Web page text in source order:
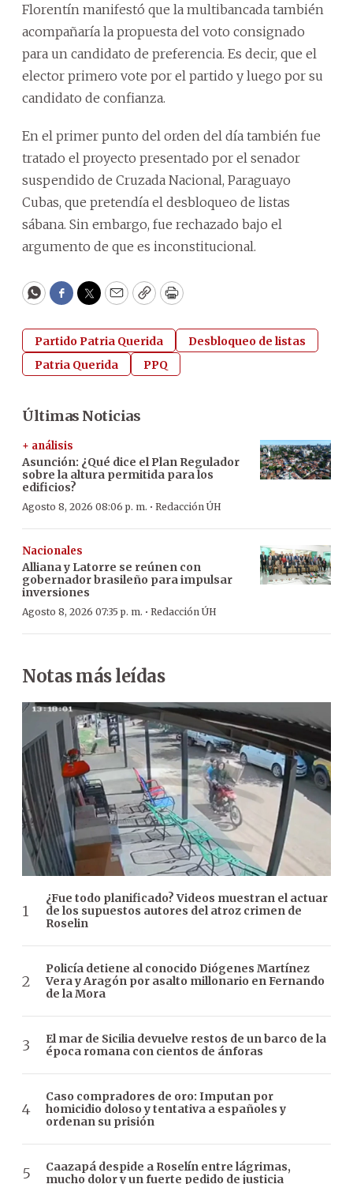
Florentín manifestó que la multibancada también
acompañaría la propuesta del voto consignado
para un candidato de preferencia. Es decir, que el
elector primero vote por el partido y luego por su
candidato de confianza.
En el primer punto del orden del día también fue
tratado el proyecto presentado por el senador
suspendido de Cruzada Nacional, Paraguayo
Cubas, que pretendía el desbloqueo de listas
sábana. Sin embargo, fue rechazado bajo el
argumento de que es inconstitucional.
WhatsApp
Facebook
Twitter
EmailCopyPrint
Partido Patria Querida
Desbloqueo de listas
Patria Querida
PPQ
Últimas Noticias
+ análisis
Asunción: ¿Qué dice el Plan Regulador
sobre la altura permitida para los
edificios?
Agosto 8, 2026 08:06 p. m. · Redacción ÚH
Nacionales
Alliana y Latorre se reúnen con
gobernador brasileño para impulsar
inversiones
Agosto 8, 2026 07:35 p. m. · Redacción ÚH
Notas más leídas
¿Fue todo planificado? Videos muestran el actuar
de los supuestos autores del atroz crimen de
Roselin
Policía detiene al conocido Diógenes Martínez
Vera y Aragón por asalto millonario en Fernando
de la Mora
El mar de Sicilia devuelve restos de un barco de la
época romana con cientos de ánforas
Caso compradores de oro: Imputan por
homicidio doloso y tentativa a españoles y
ordenan su prisión
Caazapá despide a Roselín entre lágrimas,
mucho dolor y un fuerte pedido de justicia